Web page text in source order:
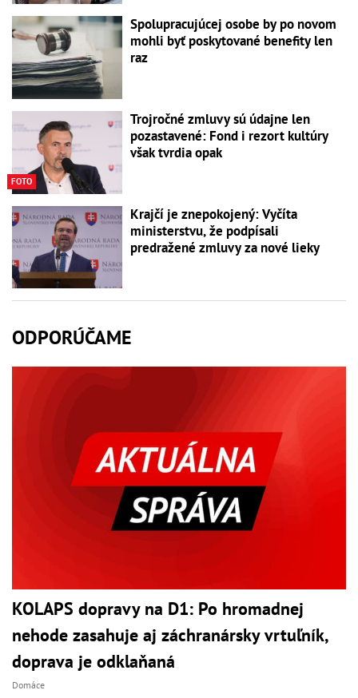
Spolupracujúcej osobe by po novom
mohli byť poskytované benefity len
raz
FOTO
Trojročné zmluvy sú údajne len
pozastavené: Fond i rezort kultúry
však tvrdia opak
Krajčí je znepokojený: Vyčíta
ministerstvu, že podpísali
predražené zmluvy za nové lieky
ODPORÚČAME
KOLAPS dopravy na D1: Po hromadnej
nehode zasahuje aj záchranársky vrtuľník,
doprava je odklaňaná
Domáce